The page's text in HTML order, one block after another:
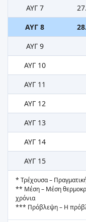
ΑΥΓ 7
ΑΥΓ 8
ΑΥΓ 9
ΑΥΓ 10
ΑΥΓ 11
ΑΥΓ 12
ΑΥΓ 13
ΑΥΓ 14
ΑΥΓ 15
* Τρέχουσα –
** Μέση – Μέση
χρόνια
*** Πρόβλεψη – Η